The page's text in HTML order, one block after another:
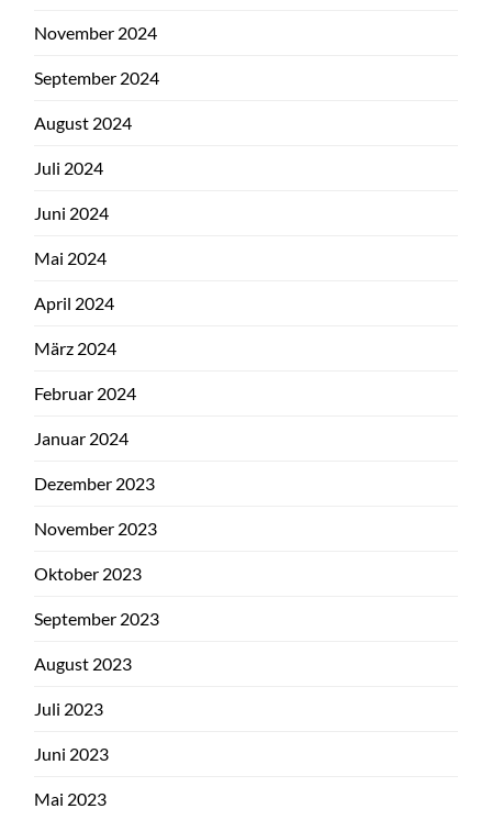
November 2024
September 2024
August 2024
Juli 2024
Juni 2024
Mai 2024
April 2024
März 2024
Februar 2024
Januar 2024
Dezember 2023
November 2023
Oktober 2023
September 2023
August 2023
Juli 2023
Juni 2023
Mai 2023